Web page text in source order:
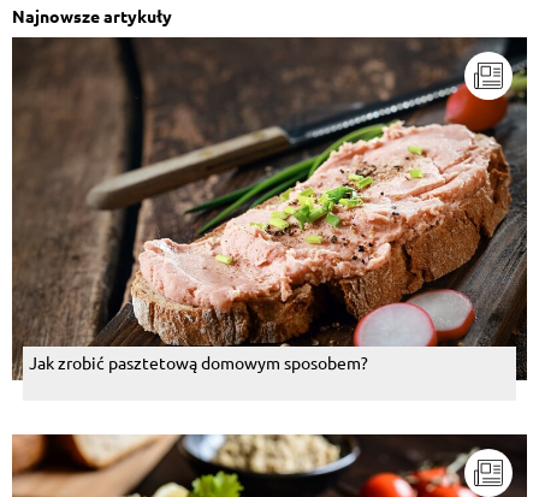
Najnowsze artykuły
Jak zrobić pasztetową domowym sposobem?